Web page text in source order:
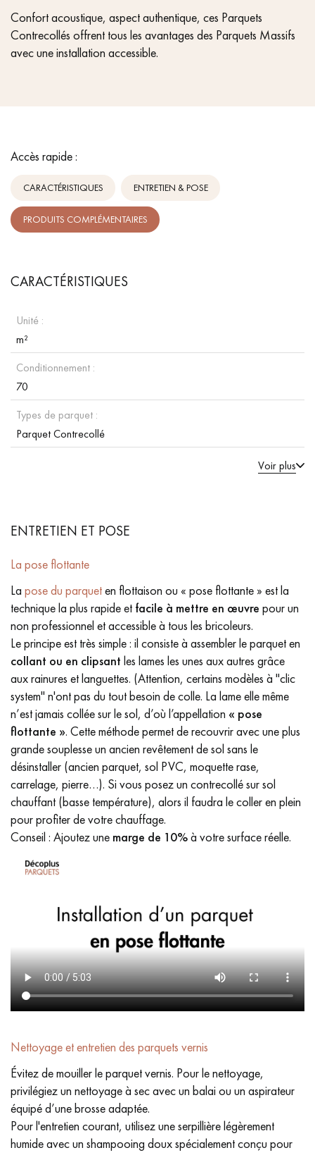
Confort acoustique, aspect authentique, ces Parquets
Contrecollés offrent tous les avantages des Parquets Massifs
avec une installation accessible.
Accès rapide :
CARACTÉRISTIQUES ENTRETIEN & POSE
PRODUITS COMPLÉMENTAIRES
CARACTÉRISTIQUES
Unité :
m²
Conditionnement :
70
Types de parquet :
Parquet Contrecollé
Voir plus
ENTRETIEN ET POSE
La pose flottante
La pose du parqueten flottaison ou « pose flottante » est la
technique la plus rapide et facile à mettre en œuvre pour un
non professionnel et accessible à tous les bricoleurs.
Le principe est très simple : il consiste à assembler le parquet en
collant ou en clipsant les lames les unes aux autres grâce
aux rainures et languettes. (Attention, certains modèles à "clic
system" n'ont pas du tout besoin de colle. La lame elle même
n’est jamais collée sur le sol, d’où l’appellation « pose
flottante ». Cette méthode permet de recouvrir avec une plus
grande souplesse un ancien revêtement de sol sans le
désinstaller (ancien parquet, sol PVC, moquette rase,
carrelage, pierre…). Si vous posez un contrecollé sur sol
chauffant (basse température), alors il faudra le coller en plein
pour profiter de votre chauffage.
Conseil : Ajoutez une marge de 10%à votre surface réelle.
Nettoyage et entretien des parquets vernis
Évitez de mouiller le parquet vernis. Pour le nettoyage,
privilégiez un nettoyage à sec avec un balai ou un aspirateur
équipé d’une brosse adaptée.
Pour l'entretien courant, utilisez une serpillière légèrement
humide avec un shampooing doux spécialement conçu pour